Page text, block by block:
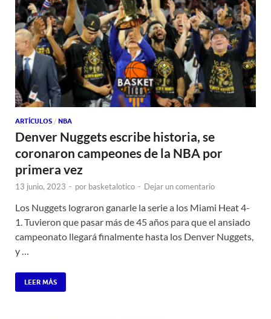
ARTÍCULOS / NBA
Denver Nuggets escribe historia, se
coronaron campeones de la NBA por
primera vez
13 junio, 2023 - por basketalotico - Dejar un comentario
Los Nuggets lograron ganarle la serie a los Miami Heat 4-
1. Tuvieron que pasar más de 45 años para que el ansiado
campeonato llegará finalmente hasta los Denver Nuggets,
y …
LEER MÁS